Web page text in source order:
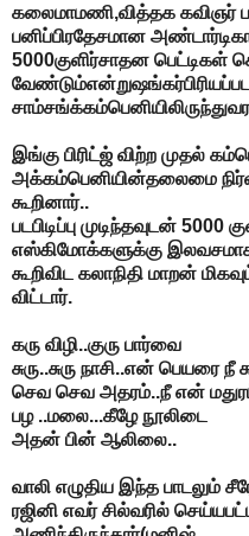
கலைமாமணி,வித்தக கவிஞர்
பனிப்பிரதேசமான
5000குளிர்சாதன
இங்கு பிரிட்ஜ் விற்ற முதல்
அக்கம்பெனியின்தலைமை
கூறினார்..
படபிடிப்பு முடிந்தவுடன்
எஸ்கிமோக்களுக்கு
கூறிவிட கலாநிதி மாறன்
விட்டார்.
கரு விழி..குரு பார்வை
சுரு..சுரு நாசி..என் பெயரை நீ
செவ செவ அதரம்..நீ என்
பழ ..மலை...கீழே நூலிடை
அதன் பின் ஆலிலை..
வாலி எழுதிய இந்த பாடலும்
ரஜினி எவர் சில்வரில்